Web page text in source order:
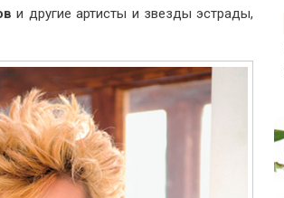
и другие артисты и звезды эстрады,